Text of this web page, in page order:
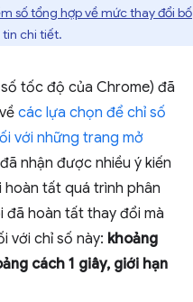
số tổng hợp về mức thay đổi bố
chi tiết.
tốc độ của Chrome) đã
các lựa chọn để chỉ số
với những trang mở
nhận được nhiều ý kiến
hoàn tất quá trình phân
đã hoàn tất thay đổi mà
với chỉ số này: khoảng
cách 1 giây, giới hạn